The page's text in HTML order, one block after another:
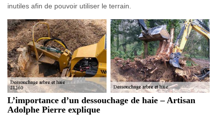
inutiles afin de pouvoir utiliser le terrain.
L’importance d’un dessouchage de haie – Artisan
Adolphe Pierre explique